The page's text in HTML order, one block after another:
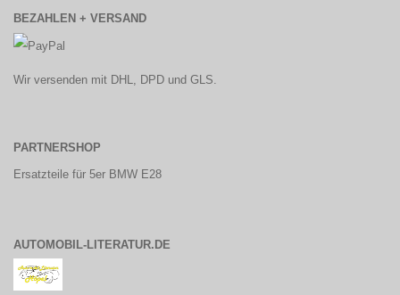
BEZAHLEN + VERSAND
Wir versenden mit DHL, DPD und GLS.
PARTNERSHOP
Ersatzteile für 5er BMW E28
AUTOMOBIL-LITERATUR.DE